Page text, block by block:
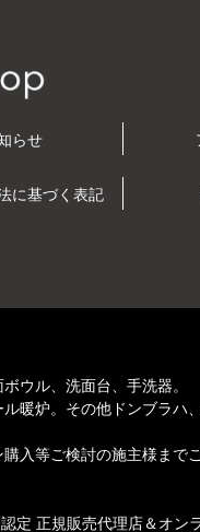
らせ
に基づく表記
ウル、洗面台、手洗器。
暖炉。その他ドンブラハ
入等ご検討の施主様まで
定 正規販売代理店＆オン